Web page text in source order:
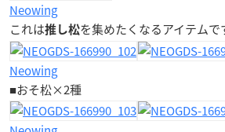
Neowing
これは推し松を集めたくなるアイテムで
Neowing
■おそ松×2種